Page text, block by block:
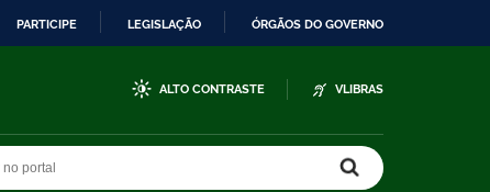
PARTICIPE LEGISLAÇÃO ÓRGÃOS DO GOVERNO
ALTO CONTRASTE VLIBRAS